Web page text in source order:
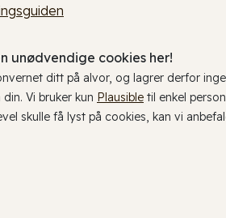
unødvendige cookies her!
ditt på alvor, og lagrer derfor
Vi bruker kun Plausible til enkel
skulle få lyst på cookies, kan vi